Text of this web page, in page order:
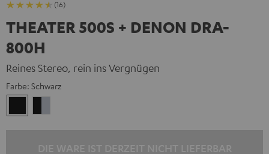
(16)
THEATER 500S + DENON DRA-
800H
Reines Stereo, rein ins Vergnügen
Farbe: Schwarz